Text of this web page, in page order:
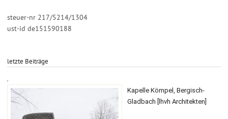
steuer-nr 217/5214/1304
ust-id de151590188
letzte Beiträge
Kapelle Kömpel, Bergisch-
Gladbach [lhvh Architekten]